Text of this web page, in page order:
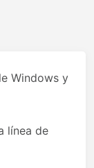
Windows y
línea de